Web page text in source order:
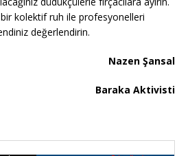
kolektif ruh ile profesyonelleri
değerlendirin.
Nazen Şansal
Baraka Aktivisti